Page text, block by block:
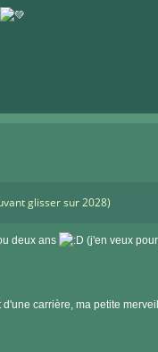
glisser sur 2028)
deux ans
(j'en veux
carrière, ma petite